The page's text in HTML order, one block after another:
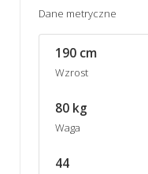
Dane metryczne
190 cm
Wzrost
80 kg
Waga
44